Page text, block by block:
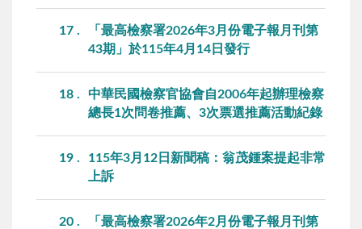
17
「最高檢察署2026年3月份電子報月刊第
43期」於115年4月14日發行
18
中華民國檢察官協會自2006年起辦理檢察
總長1次問卷推薦、3次票選推薦活動紀錄
19
115年3月12日新聞稿：翁茂鍾案提起非常
上訴
20
「最高檢察署2026年2月份電子報月刊第